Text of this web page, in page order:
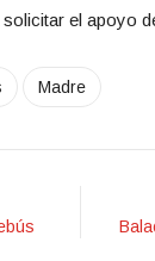
el apoyo
Madre